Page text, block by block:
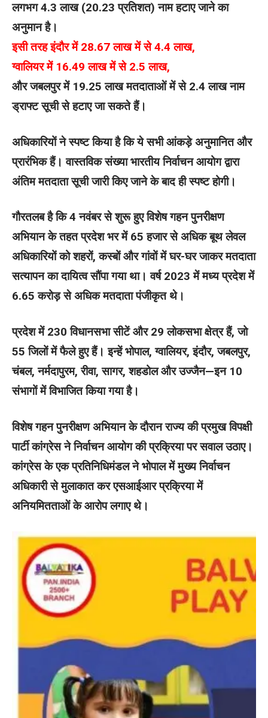
लगभग 4.3 लाख (20.23 प्रतिशत) नाम हटाए जाने का
अनुमान है।
इसी तरह इंदौर में 28.67 लाख में से 4.4 लाख,
ग्वालियर में 16.49 लाख में से 2.5 लाख,
और जबलपुर में 19.25 लाख मतदाताओं में से 2.4 लाख नाम
ड्राफ्ट सूची से हटाए जा सकते हैं।
अधिकारियों ने स्पष्ट किया है कि ये सभी आंकड़े अनुमानित और
प्रारंभिक हैं। वास्तविक संख्या भारतीय निर्वाचन आयोग द्वारा
अंतिम मतदाता सूची जारी किए जाने के बाद ही स्पष्ट होगी।
गौरतलब है कि 4 नवंबर से शुरू हुए विशेष गहन पुनरीक्षण
अभियान के तहत प्रदेश भर में 65 हजार से अधिक बूथ लेवल
अधिकारियों को शहरों, कस्बों और गांवों में घर-घर जाकर मतदाता
सत्यापन का दायित्व सौंपा गया था। वर्ष 2023 में मध्य प्रदेश में
6.65 करोड़ से अधिक मतदाता पंजीकृत थे।
प्रदेश में 230 विधानसभा सीटें और 29 लोकसभा क्षेत्र हैं, जो
55 जिलों में फैले हुए हैं। इन्हें भोपाल, ग्वालियर, इंदौर, जबलपुर,
चंबल, नर्मदापुरम, रीवा, सागर, शहडोल और उज्जैन—इन 10
संभागों में विभाजित किया गया है।
विशेष गहन पुनरीक्षण अभियान के दौरान राज्य की प्रमुख विपक्षी
पार्टी कांग्रेस ने निर्वाचन आयोग की प्रक्रिया पर सवाल उठाए।
कांग्रेस के एक प्रतिनिधिमंडल ने भोपाल में मुख्य निर्वाचन
अधिकारी से मुलाकात कर एसआईआर प्रक्रिया में
अनियमितताओं के आरोप लगाए थे।